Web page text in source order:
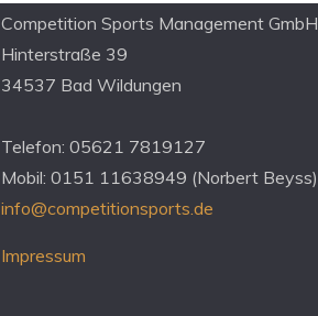
Competition Sports Management GmbH
Hinterstraße 39
34537 Bad Wildungen
Telefon: 05621 7819127
Mobil: 0151 11638949 (Norbert Beyss)
info@competitionsports.de
Impressum